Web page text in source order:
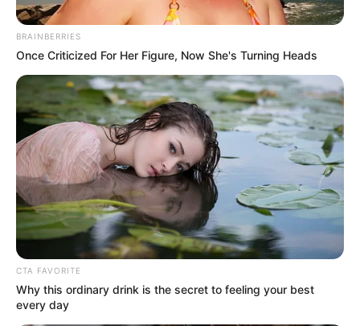
Archivo RCN
Carro envuelto en llamas casi mata a toda una familia en
Gua
Enero 2, 2019
BRAINBERRIES
Once Criticized For Her Figure, Now She's Turning Heads
CTA FAVORITE
Why this ordinary drink is the secret to feeling your best
every day